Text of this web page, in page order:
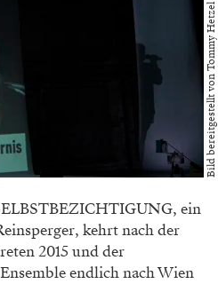
Bild bereitgestellt von Tommy Hetzel
ein
kehrt nach der
2015 und der
endlich nach Wien